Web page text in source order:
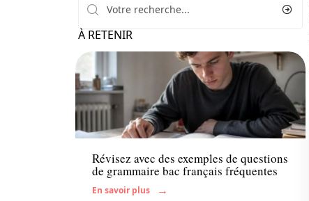
À RETENIR
Révisez avec des exemples de questions
de grammaire bac français fréquentes
En savoir plus